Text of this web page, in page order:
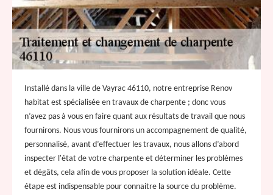
Installé dans la ville de Vayrac 46110, notre entreprise Renov
habitat est spécialisée en travaux de charpente ; donc vous
n’avez pas à vous en faire quant aux résultats de travail que nous
fournirons. Nous vous fournirons un accompagnement de qualité,
personnalisé, avant d’effectuer les travaux, nous allons d’abord
inspecter l'état de votre charpente et déterminer les problèmes
et dégâts, cela afin de vous proposer la solution idéale. Cette
étape est indispensable pour connaitre la source du problème.